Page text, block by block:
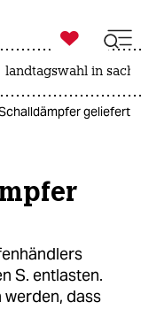

taz zahl ich
landtagswahl in
geliefert
S. entlasten.
dass